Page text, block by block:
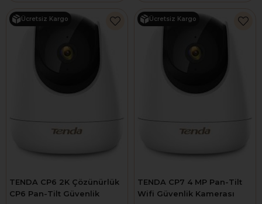
TENDA CP6 2K Çözünürlük
CP6 Pan-Tilt Güvenlik
Ücretsiz Kargo
TENDA CP7 4 MP Pan-Tilt
Wifi Güvenlik Kamerası
Ücretsiz Kargo